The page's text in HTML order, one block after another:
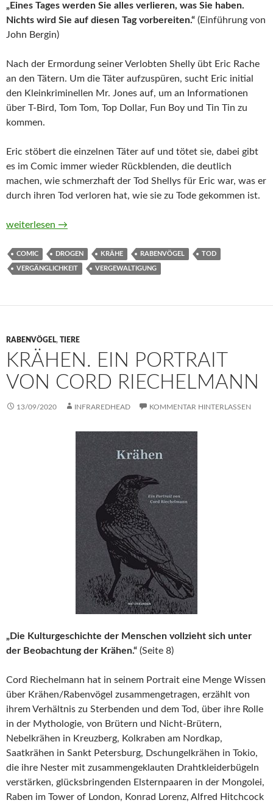
„Eines Tages werden Sie alles verlieren, was Sie haben.
Nichts wird Sie auf diesen Tag vorbereiten.“ (Einführung von
John Bergin)
Nach der Ermordung seiner Verlobten Shelly übt Eric Rache
an den Tätern. Um die Täter aufzuspüren, sucht Eric initial
den Kleinkriminellen Mr. Jones auf, um an Informationen
über T-Bird, Tom Tom, Top Dollar, Fun Boy und Tin Tin zu
kommen.
Eric stöbert die einzelnen Täter auf und tötet sie, dabei gibt
es im Comic immer wieder Rückblenden, die deutlich
machen, wie schmerzhaft der Tod Shellys für Eric war, was er
durch ihren Tod verloren hat, wie sie zu Tode gekommen ist.
The Crow. Ultimate Edition von James O’Barr
weiterlesen →
COMIC DROGEN KRÄHE RABENVÖGEL TOD
VERGÄNGLICHKEIT VERGEWALTIGUNG
RABENVÖGEL, TIERE
KRÄHEN. EIN PORTRAIT
VON CORD RIECHELMANN
13/09/2020 INFRAREDHEAD KOMMENTAR HINTERLASSEN
„Die Kulturgeschichte der Menschen vollzieht sich unter
der Beobachtung der Krähen.“ (Seite 8)
Cord Riechelmann hat in seinem Portrait eine Menge Wissen
über Krähen/Rabenvögel zusammengetragen, erzählt von
ihrem Verhältnis zu Sterbenden und dem Tod, über ihre Rolle
in der Mythologie, von Brütern und Nicht-Brütern,
Nebelkrähen in Kreuzberg, Kolkraben am Nordkap,
Saatkrähen in Sankt Petersburg, Dschungelkrähen in Tokio,
die ihre Nester mit zusammengeklauten Drahtkleiderbügeln
verstärken, glücksbringenden Elsternpaaren in der Mongolei,
Raben im Tower of London, Konrad Lorenz, Alfred Hitchcock